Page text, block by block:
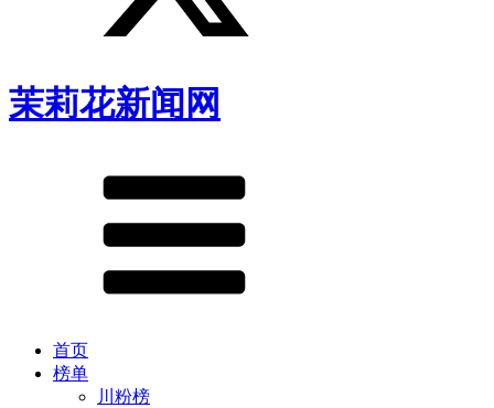
茉莉花新闻网
首页
榜单
川粉榜